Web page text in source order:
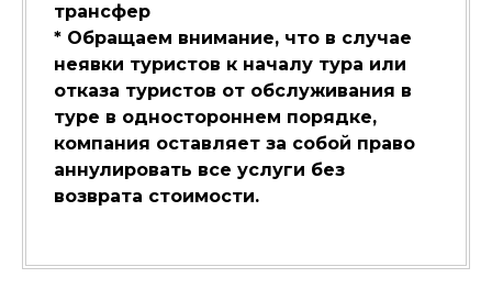
трансфер
* Обращаем внимание, что в случае
неявки туристов к началу тура или
отказа туристов от обслуживания в
туре в одностороннем порядке,
компания оставляет за собой право
аннулировать все услуги без
возврата стоимости.